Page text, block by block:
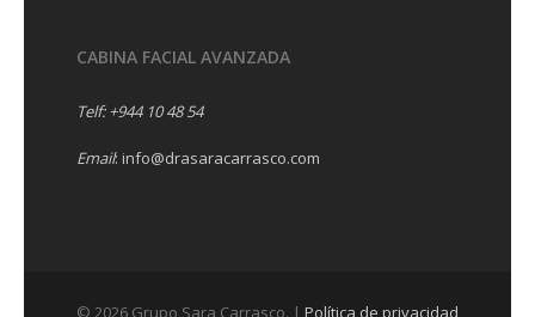
CABINA FACIAL AVANZADA
Telf:+944 10 48 54
Email: info@drasaracarrasco.com
© 2026 Grupo Sara Carrasco. | Política de privacidad